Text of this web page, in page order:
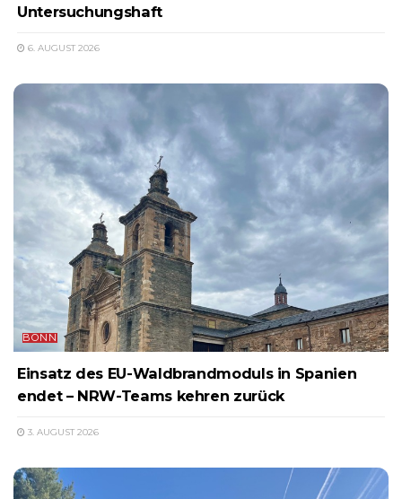
Untersuchungshaft
6. AUGUST 2026
BONN
Einsatz des EU-Waldbrandmoduls in Spanien
endet – NRW-Teams kehren zurück
3. AUGUST 2026